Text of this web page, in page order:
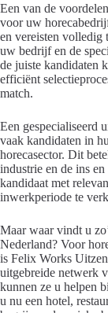
Een van de
voor uw
en vereisten volledig
uw bedrijf en de
de juiste kandidaten
efficiënt
match.
Een gespecialiseerd
vaak kandidaten in
horecasector. Dit
industrie en de ins
kandidaat met
inwerkperiode te
Maar waar vindt u
Nederland? Voor
is Felix Works
uitgebreide netwerk
kunnen ze u helpen
u nu een hotel,